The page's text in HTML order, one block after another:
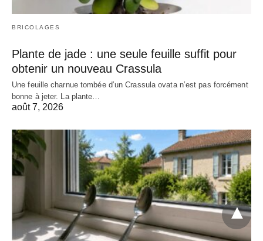
BRICOLAGES
Plante de jade : une seule feuille suffit pour
obtenir un nouveau Crassula
Une feuille charnue tombée d’un Crassula ovata n’est pas forcément
bonne à jeter. La plante…
août 7, 2026